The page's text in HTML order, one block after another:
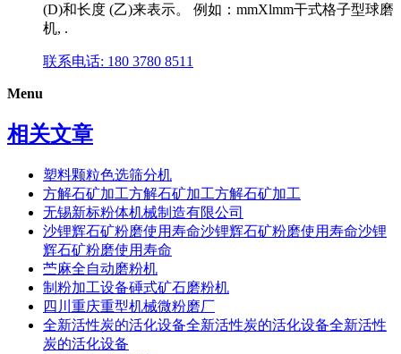
(D)和长度 (乙)来表示。 例如：mmXlmm干式格子型球磨
机, .
联系电话: 180 3780 8511
Menu
相关文章
塑料颗粒色选筛分机
方解石矿加工方解石矿加工方解石矿加工
无锡新标粉体机械制造有限公司
沙锂辉石矿粉磨使用寿命沙锂辉石矿粉磨使用寿命沙锂
辉石矿粉磨使用寿命
苎麻全自动磨粉机
制粉加工设备硾式矿石磨粉机
四川重庆重型机械微粉磨厂
全新活性炭的活化设备全新活性炭的活化设备全新活性
炭的活化设备